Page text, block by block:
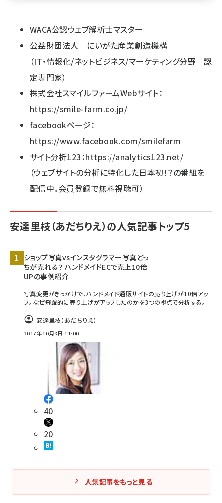
WACA公認ウェブ解析士マスター
公益財団法人 にいがた産業創造機構
（IT・情報化/ネットビジネス/マーケティング分野 認
定専門家）
株式会社スマイルファームWebサイト：
https://smile-farm.co.jp/
facebookページ：
https://www.facebook.com/smilefarm
サイト分析123：https://analytics123.net/
（ウェブサイトの分析に特化した日本初！？の番組を
配信中。会員登録で無料視聴可）
安達里枝（あだちりえ）の人気記事トップ5
ショップ写真vsインスタグラマー写真どっ
ちが売れる？ ハンドメイドECで売上10倍
UPの事例紹介
写真変更がきっかけで、ハンドメイド通販サイトの売り上げが10倍アッ
プ。なぜ飛躍的に売り上げがアップしたのかを3つの視点で分析する。
安達里枝（あだちりえ）
2017年10月3日 11:00
40
20
人気記事をもっと見る
参加登録はこちら↑